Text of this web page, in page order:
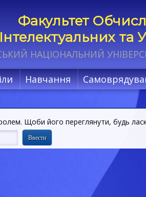
Факультет
Інтелектуальних
НАЦІОНАЛЬНИЙ
Навчання
Щоби його переглянути, будь